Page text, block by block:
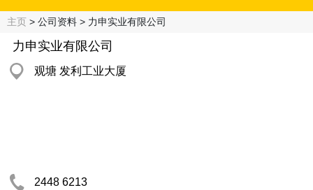
主页 > 公司资料 > 力申实业有限公司
力申实业有限公司
观塘 发利工业大厦
2448 6213